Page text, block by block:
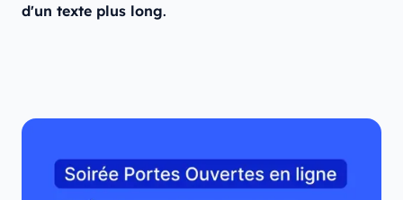
d'un texte plus long.